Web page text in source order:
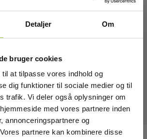
Detaljer Om
bruger cookies
at tilpasse vores indhold og
dig funktioner til sociale medier og til
trafik. Vi deler også oplysninger om
med vores partnere inden
annonceringspartnere og
partnere kan kombinere disse
batteristandere og/eller skabe til
kommunen henter hjemme hos dig.
information om den lokale